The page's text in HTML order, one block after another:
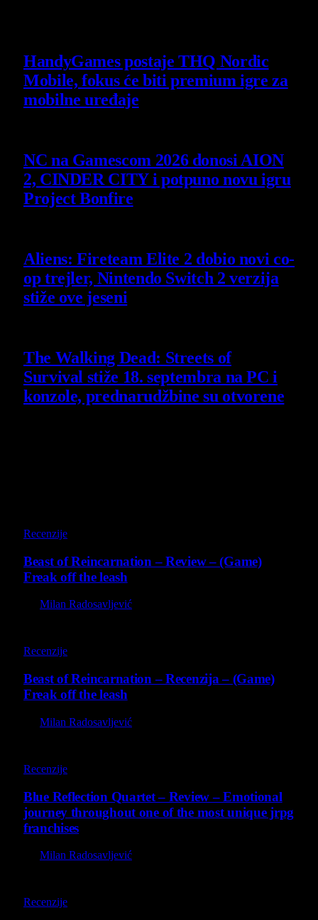
HandyGames postaje THQ Nordic
Mobile, fokus će biti premium igre za
mobilne uređaje
NC na Gamescom 2026 donosi AION
2, CINDER CITY i potpuno novu igru
Project Bonfire
Aliens: Fireteam Elite 2 dobio novi co-
op trejler, Nintendo Switch 2 verzija
stiže ove jeseni
The Walking Dead: Streets of
Survival stiže 18. septembra na PC i
konzole, prednarudžbine su otvorene
Recenzije
Beast of Reincarnation – Review – (Game)
Freak off the leash
Milan Radosavljević
Recenzije
Beast of Reincarnation – Recenzija – (Game)
Freak off the leash
Milan Radosavljević
Recenzije
Blue Reflection Quartet – Review – Emotional
journey throughout one of the most unique jrpg
franchises
Milan Radosavljević
Recenzije